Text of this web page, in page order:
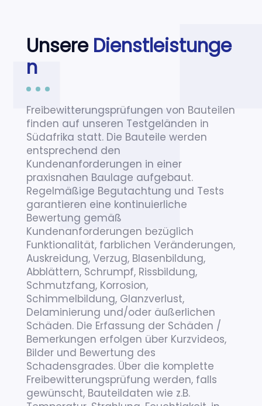
Unsere Dienstleistunge
n
Freibewitterungsprüfungen von Bauteilen
finden auf unseren Testgeländen in
Südafrika statt. Die Bauteile werden
entsprechend den
Kundenanforderungen in einer
praxisnahen Baulage aufgebaut.
Regelmäßige Begutachtung und Tests
garantieren eine kontinuierliche
Bewertung gemäß
Kundenanforderungen bezüglich
Funktionalität, farblichen Veränderungen,
Auskreidung, Verzug, Blasenbildung,
Abblättern, Schrumpf, Rissbildung,
Schmutzfang, Korrosion,
Schimmelbildung, Glanzverlust,
Delaminierung und/oder äußerlichen
Schäden. Die Erfassung der Schäden /
Bemerkungen erfolgen über Kurzvideos,
Bilder und Bewertung des
Schadensgrades. Über die komplette
Freibewitterungsprüfung werden, falls
gewünscht, Bauteildaten wie z.B.